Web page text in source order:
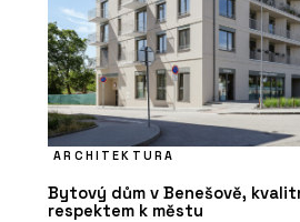
ARCHITEKTURA
Bytový dům v Benešově,
respektem k městu